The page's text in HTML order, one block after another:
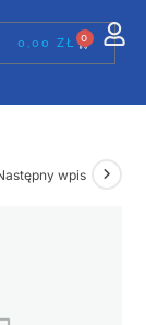
0,00ZŁ 0
wpis